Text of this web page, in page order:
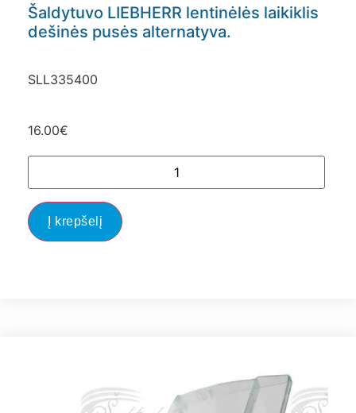
Šaldytuvo LIEBHERR lentinėlės laikiklis
dešinės pusės alternatyva.
SLL335400
16.00€
Į krepšelį